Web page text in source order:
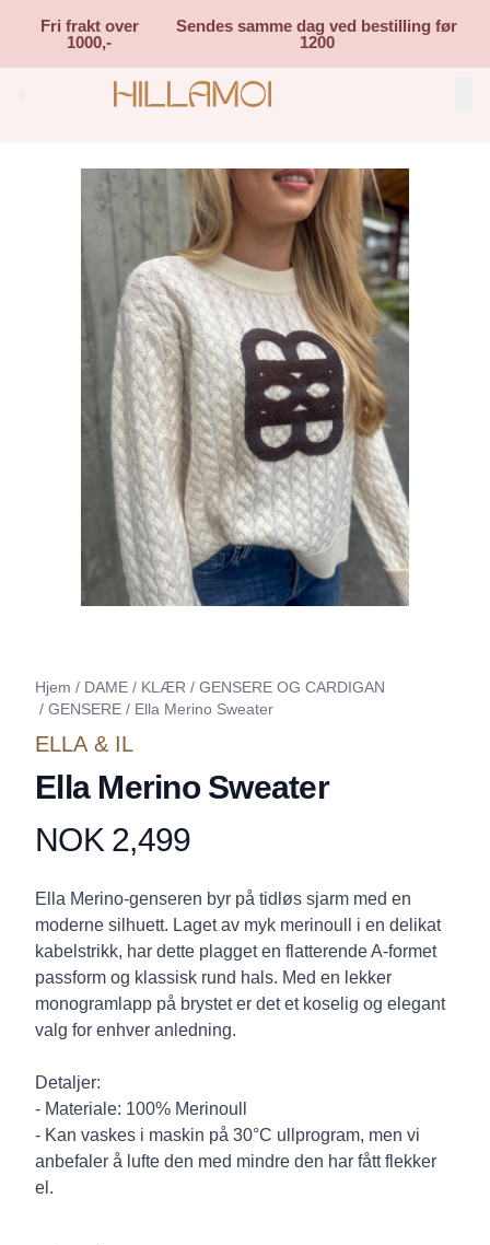
Fri frakt over
1000,-
Sendes samme dag ved bestilling før
1200
Search (⌘K)
Hjem / DAME / KLÆR / GENSERE OG CARDIGAN
/ GENSERE / Ella Merino Sweater
ELLA & IL
Ella Merino Sweater
Produktdetaljer
NOK 2,499
Description
Ella Merino-genseren byr på tidløs sjarm med en
moderne silhuett. Laget av myk merinoull i en delikat
kabelstrikk, har dette plagget en flatterende A-formet
passform og klassisk rund hals. Med en lekker
monogramlapp på brystet er det et koselig og elegant
valg for enhver anledning.
Detaljer:
- Materiale: 100% Merinoull
- Kan vaskes i maskin på 30°C ullprogram, men vi
anbefaler å lufte den med mindre den har fått flekker
el.